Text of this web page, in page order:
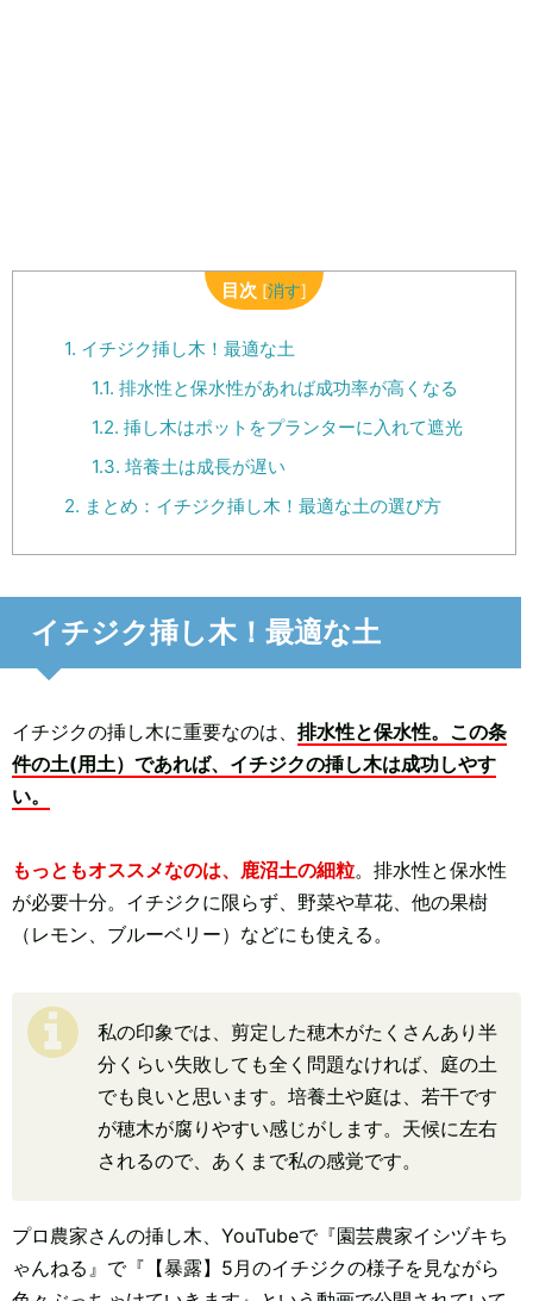
目次 [消す]
1. イチジク挿し木！最適な土
1.1. 排水性と保水性があれば成功率が高くなる
1.2. 挿し木はポットをプランターに入れて遮光
1.3. 培養土は成長が遅い
2. まとめ：イチジク挿し木！最適な土の選び方
イチジク挿し木！最適な土
イチジクの挿し木に重要なのは、 排水性と保水性。この条
件の土(用土）であれば、イチジクの挿し木は成功しやす
い。
もっともオススメなのは、鹿沼土の細粒。排水性と保水性
が必要十分。イチジクに限らず、野菜や草花、他の果樹
（レモン、ブルーベリー）などにも使える。
私の印象では、剪定した穂木がたくさんあり半
分くらい失敗しても全く問題なければ、庭の土
でも良いと思います。培養土や庭は、若干です
が穂木が腐りやすい感じがします。天候に左右
されるので、あくまで私の感覚です。
プロ農家さんの挿し木、YouTubeで『園芸農家イシヅキち
ゃんねる』で『【暴露】5月のイチジクの様子を見ながら